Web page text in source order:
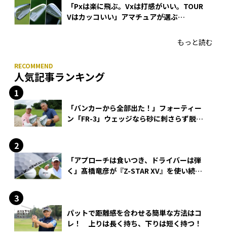
「Pxは楽に飛ぶ。Vxは打感がいい。TOUR
Vはカッコいい」アマチュアが選ぶ
もっと読む
人気記事ランキング
「バンカーから全部出た！」フォーティー
ン「FR-3」ウェッジなら砂に刺さらず脱出
「アプローチは食いつき、ドライバーは弾
く」髙橋竜彦が『Z-STAR XV』を使い続け
パットで距離感を合わせる簡単な方法はコ
レ！ 上りは長く持ち、下りは短く持つ！